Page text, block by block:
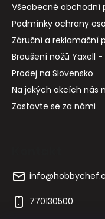
Všeobecné obchodní
Podmínky ochrany
Záruční a reklamační
Broušení nožů Yaxell
Prodej na Slovensko
Na jakých akcích nás
Zastavte se za námi
info@
770130500